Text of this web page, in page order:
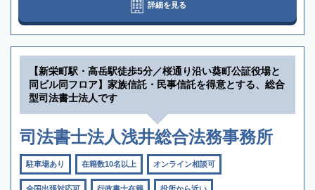
詳細を見る
【新栄町駅・高岳駅徒歩5分／桜通り沿い葵町公証役場と
同ビル同フロア】家族信託・民事信託を得意とする、総合
型司法書士法人です
司法書士法人浅井総合法務事務所
駐車場あり 在籍数10名以上 オンライン相談可